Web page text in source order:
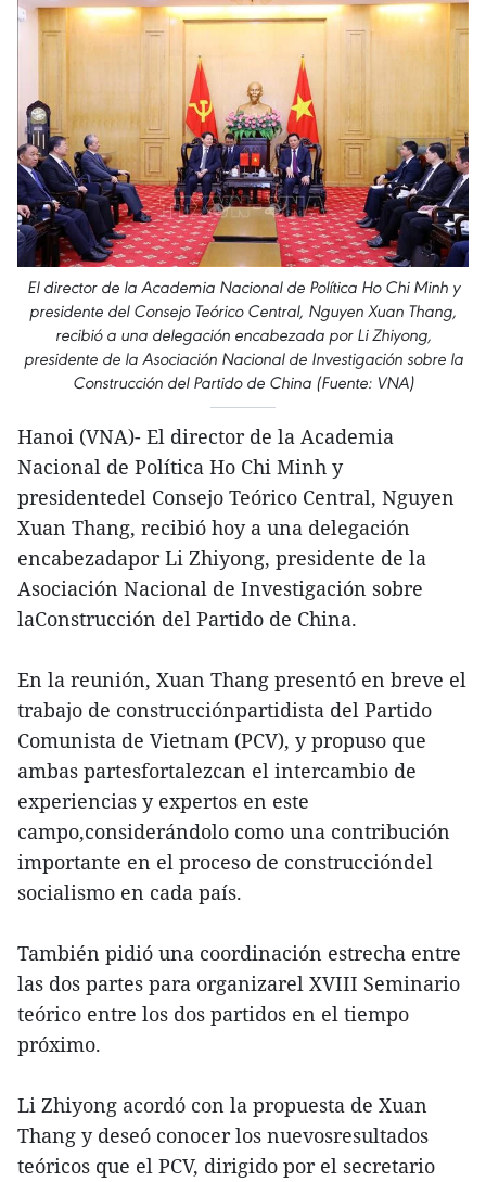
El director de la Academia Nacional de Política Ho Chi Minh y
presidente del Consejo Teórico Central, Nguyen Xuan Thang,
recibió a una delegación encabezada por Li Zhiyong,
presidente de la Asociación Nacional de Investigación sobre la
Construcción del Partido de China (Fuente: VNA)
Hanoi (VNA)- El director de la Academia
Nacional de Política Ho Chi Minh y
presidentedel Consejo Teórico Central, Nguyen
Xuan Thang, recibió hoy a una delegación
encabezadapor Li Zhiyong, presidente de la
Asociación Nacional de Investigación sobre
laConstrucción del Partido de China.
En la reunión, Xuan Thang presentó en breve el
trabajo de construcciónpartidista del Partido
Comunista de Vietnam (PCV), y propuso que
ambas partesfortalezcan el intercambio de
experiencias y expertos en este
campo,considerándolo como una contribución
importante en el proceso de construccióndel
socialismo en cada país.
También pidió una coordinación estrecha entre
las dos partes para organizarel XVIII Seminario
teórico entre los dos partidos en el tiempo
próximo.
Li Zhiyong acordó con la propuesta de Xuan
Thang y deseó conocer los nuevosresultados
teóricos que el PCV, dirigido por el secretario